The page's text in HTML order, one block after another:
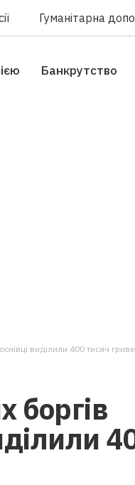
Гуманітарна
Банкрутство
виділили 400 тисяч
боргів